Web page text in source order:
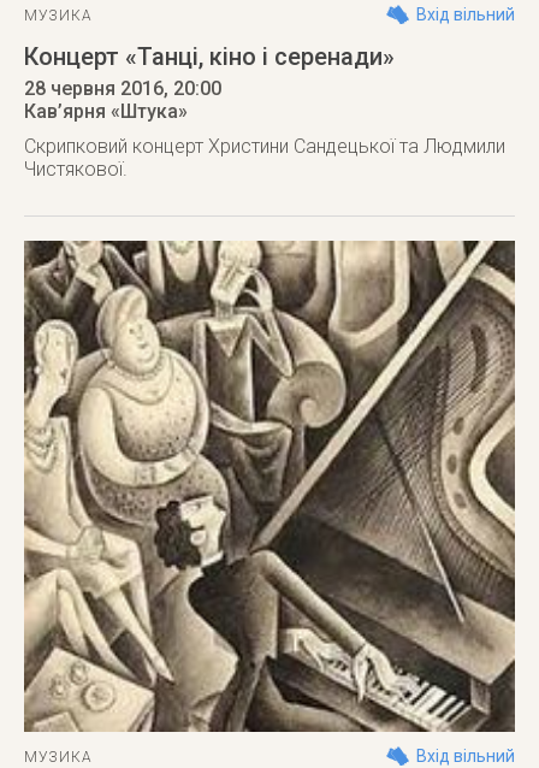
МУЗИКА Вхід вільний
Концерт «Танці, кіно і серенади»
28 червня 2016, 20:00
Кав’ярня «Штука»
Скрипковий концерт Христини Сандецької та Людмили
Чистякової.
МУЗИКА Вхід вільний